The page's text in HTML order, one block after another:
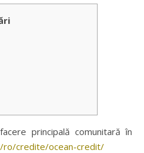
principală comunitară în
ro/credite/ocean-credit/